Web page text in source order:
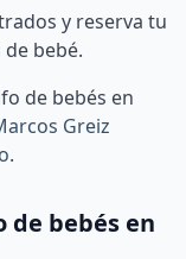
y reserva tu
bebé.
de bebés en
Greiz
.
bebés en